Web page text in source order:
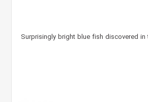
Surprisingly bright blue fish discovered in